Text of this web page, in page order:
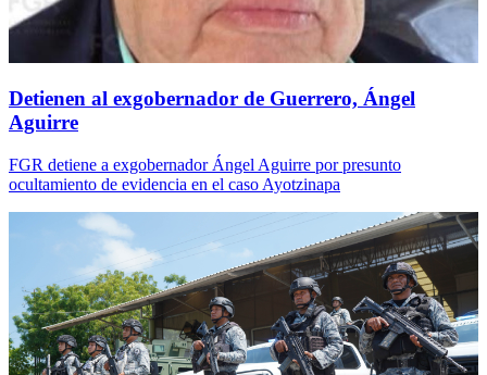
Detienen al exgobernador de Guerrero, Ángel
Aguirre
FGR detiene a exgobernador Ángel Aguirre por presunto
ocultamiento de evidencia en el caso Ayotzinapa